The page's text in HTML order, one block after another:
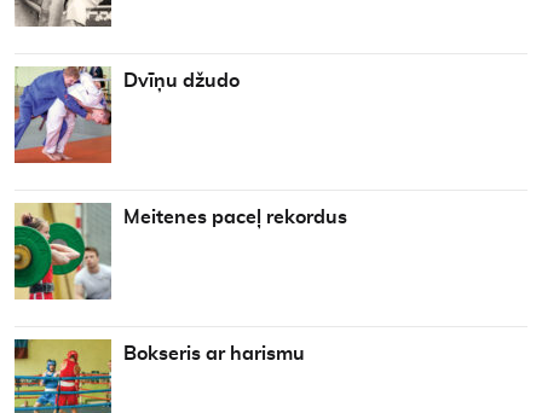
Dvīņu džudo
Meitenes paceļ rekordus
Bokseris ar harismu